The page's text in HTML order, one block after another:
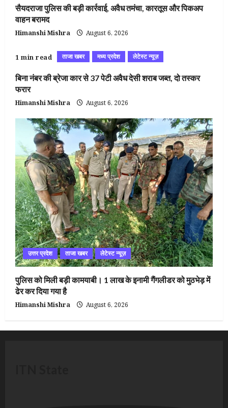
सैयदराजा पुलिस की बड़ी कार्रवाई, अवैध तमंचा, कारतूस और पिकअप
वाहन बरामद
Himanshi Mishra August 6, 2026
1 min read ताजा खबर मध्य प्रदेश लेटेस्ट न्यूज़
बिना नंबर की ब्रेजा कार से 37 पेटी अवैध देसी शराब जब्त, दो तस्कर
फरार
Himanshi Mishra August 6, 2026
उत्तर प्रदेश ताजा खबर लेटेस्ट न्यूज़
पुलिस को मिली बड़ी कामयाबी। 1 लाख के इनामी गैंगलीडर को मुठभेड़ में
ढेर कर दिया गया है
Himanshi Mishra August 6, 2026